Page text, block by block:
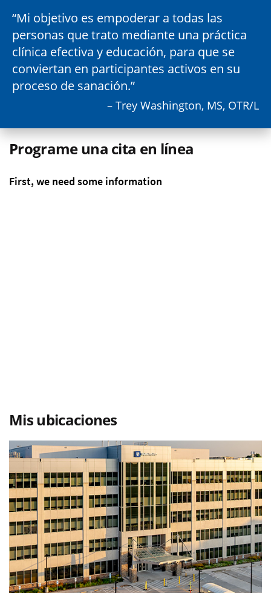
Mi objetivo es empoderar a todas las
personas que trato mediante una práctica
clínica efectiva y educación, para que se
conviertan en participantes activos en su
proceso de sanación.
– Trey Washington, MS, OTR/L
Programe una cita en línea
Mis ubicaciones